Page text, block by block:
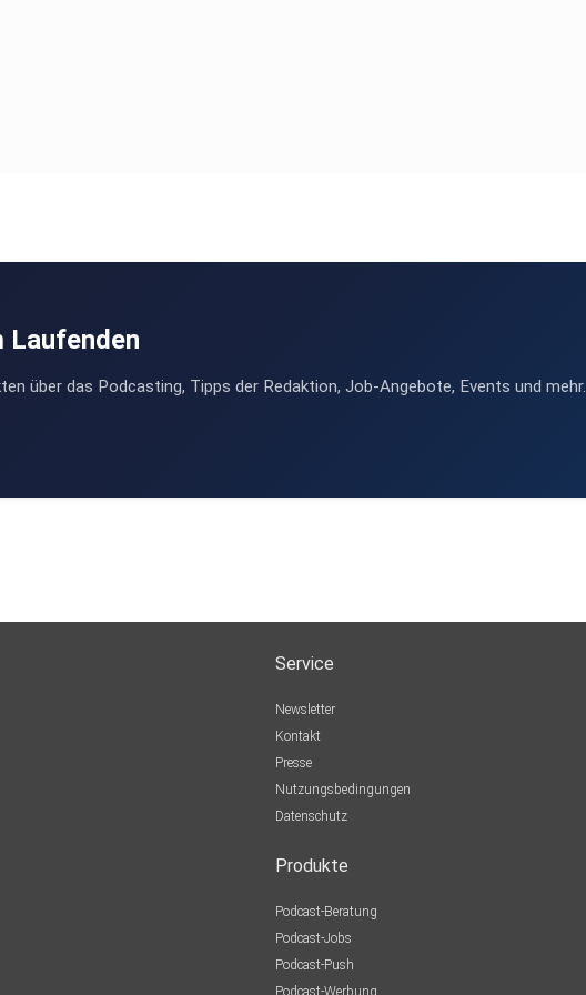
Laufenden
über das Podcasting, Tipps der Redaktion, Job-Angebote, Events und mehr.
Service
Newsletter
Kontakt
Presse
Nutzungsbedingungen
Datenschutz
Produkte
Podcast-Beratung
Podcast-Jobs
Podcast-Push
Podcast-Werbung